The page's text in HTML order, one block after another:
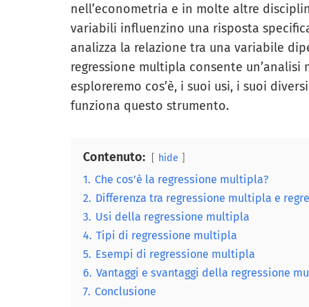
nell’econometria e in molte altre
variabili influenzino una risposta
analizza la relazione tra una variabile
regressione multipla consente
esploreremo cos’è, i suoi usi, i suoi
funziona questo strumento.
Contenuto: hide
1. Che cos’è la regressione multipla?
2. Differenza tra regressione multipla e
3. Usi della regressione multipla
4. Tipi di regressione multipla
5. Esempi di regressione multipla
6. Vantaggi e svantaggi della regressione
7. Conclusione